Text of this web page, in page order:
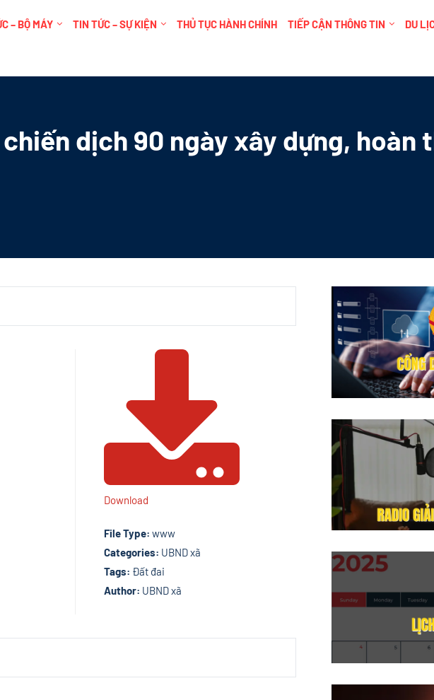
– BỘ MÁY TIN TỨC – SỰ KIỆN THỦ TỤC HÀNH CHÍNH TIẾP CẬN THÔNG TIN DU
dịch 90 ngày xây dựng, hoàn
Download
File Type: www
Categories: UBND xã
Tags: Đất đai
Author: UBND xã